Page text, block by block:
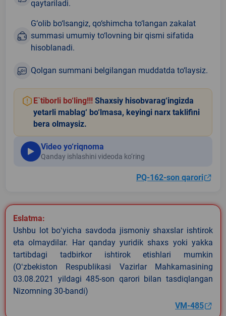
qaytariladi.
G‘olib bo‘lsangiz, qo‘shimcha to‘langan zakalat
summasi umumiy to‘lovning bir qismi sifatida
hisoblanadi.
Qolgan summani belgilangan muddatda to‘laysiz.
E`tiborli bo‘ling!!! Shaxsiy hisobvarag‘ingizda
yetarli mablag‘ bo‘lmasa, keyingi narx taklifini
bera olmaysiz.
Video yo‘riqnoma
Qanday ishlashini videoda ko‘ring
PQ-162-son qarori
Eslatma:
Ushbu lot boʻyicha savdoda jismoniy shaxslar ishtirok
eta olmaydilar. Har qanday yuridik shaxs yoki yakka
tartibdagi tadbirkor ishtirok etishlari mumkin
(Oʻzbekiston Respublikasi Vazirlar Mahkamasining
03.08.2021 yildagi 485-son qarori bilan tasdiqlangan
Nizomning 30-bandi)
VM-485